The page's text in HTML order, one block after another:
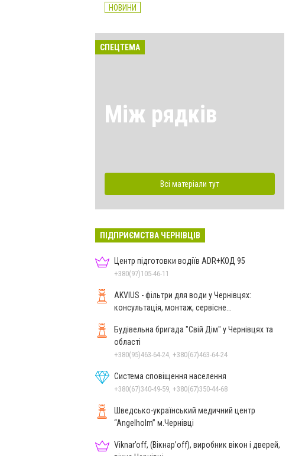
НОВИНИ
СПЕЦТЕМА
Між рядків
Всі матеріали тут
ПІДПРИЄМСТВА ЧЕРНІВЦІВ
Центр підготовки водіїв ADR+КОД 95
+380(97)105-46-11
AKVIUS - фільтри для води у Чернівцях:
консультація, монтаж, сервісне
Будівельна бригада "Свій Дім" у Чернівцях та
області
+380(95)463-64-24, +380(67)463-64-24
Система сповіщення населення
+380(67)340-49-59, +380(67)350-44-68
Шведсько-український медичний центр
“Angelholm” м.Чернівці
Viknar’off, (Вікнар’off), виробник вікон і дверей,